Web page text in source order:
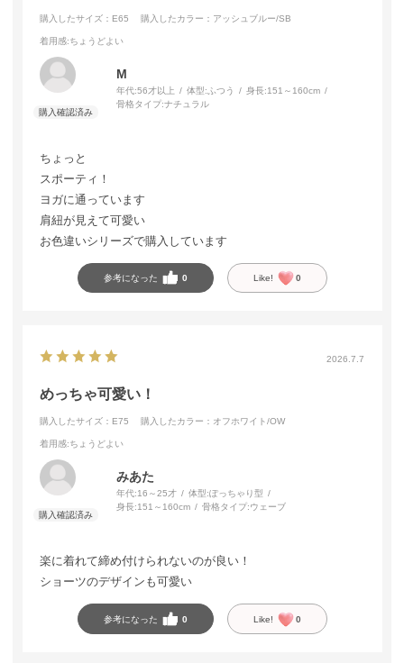
購入したサイズ：E65 購入したカラー：アッシュブルー/SB
着用感:ちょうどよい
M
年代:56才以上 体型: ふつう 身長:151～160cm
骨格タイプ:ナチュラル
ちょっと
スポーティ！
ヨガに通っています
肩紐が見えて可愛い
お色違いシリーズで購入しています
参考になった 0 Like! 0
2026.7.7
めっちゃ可愛い！
購入したサイズ：E75 購入したカラー：オフホワイト/OW
着用感:ちょうどよい
みあた
年代:16～25才 体型:ぽっちゃり型
身長:151～160cm 骨格タイプ:ウェーブ
楽に着れて締め付けられないのが良い！
ショーツのデザインも可愛い
参考になった 0 Like! 0